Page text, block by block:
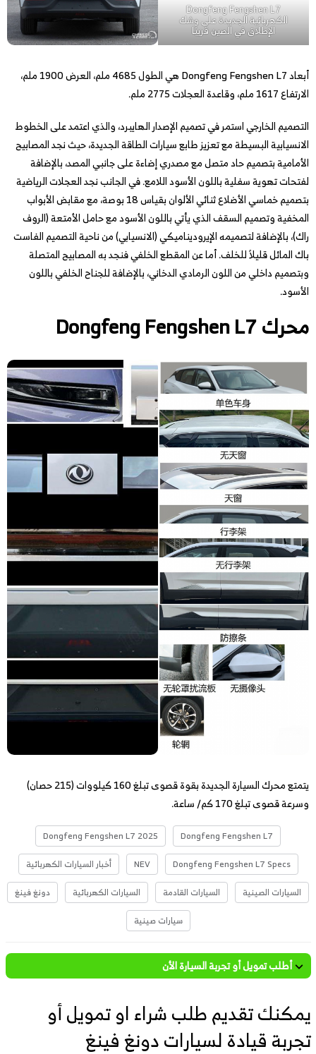
Dongfeng Fengshen L7
الكهربائية الجديدة على وشك
الإطلاق في الصين قريبًا
أبعاد Dongfeng Fengshen L7 هي الطول 4685 ملم، العرض 1900 ملم،
الارتفاع 1617 ملم، وقاعدة العجلات 2775 ملم.
التصميم الخارجي استمر في تصميم الإصدار الهايبرد، والذي اعتمد على الخطوط
الانسيابية البسيطة مع تعزيز طابع سيارات الطاقة الجديدة، حيث نجد المصابيح
الأمامية بتصميم حاد متصل مع مصدري إضاءة على جانبي المصد، بالإضافة
لفتحات تهوية سفلية باللون الأسود اللامع. في الجانب نجد العجلات الرياضية
بتصميم خماسي الأضلاع ثنائي الألوان بقياس 18 بوصة، مع مقابض الأبواب
المخفية وتصميم السقف الذي يأتي باللون الأسود مع حامل الأمتعة (الروف
راك)، بالإضافة لتصميمه الإيروديناميكي (الانسيابي) من ناحية التصميم الفاست
باك المائل قليلاً للخلف. أما عن المقطع الخلفي فنجد به المصابيح المتصلة
وبتصميم داخلي من اللون الرمادي الدخاني، بالإضافة للجناح الخلفي باللون
الأسود.
محرك Dongfeng Fengshen L7
يتمتع محرك السيارة الجديدة بقوة قصوى تبلغ 160 كيلووات (215 حصان)
وسرعة قصوى تبلغ 170 كم/ ساعة.
Dongfeng Fengshen L7
Dongfeng Fengshen L7 2025
Dongfeng Fengshen L7 Specs
NEV
أخبار السيارات الكهربائية
السيارات الصينية
السيارات القادمة السيارات الكهربائية
دونغ فينغ
سيارات صينية
أطلب تمويل أو تجربة السيارة الأن
يمكنك تقديم طلب شراء او تمويل أو
تجربة قيادة لسيارات دونغ فينغ